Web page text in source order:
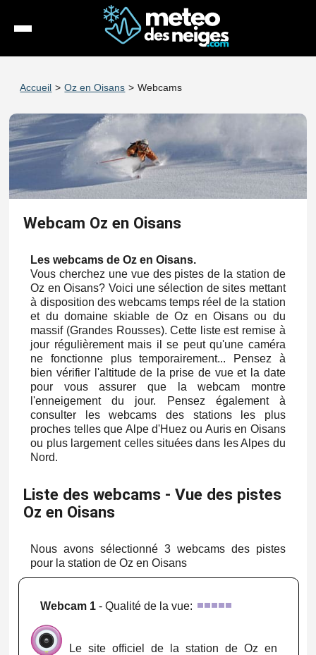
Stations
Webcams
Accueil > Oz en Oisans > Webcams
Webcam Oz en Oisans
Les webcams de Oz en Oisans.
Vous cherchez une vue des pistes de la station de
Oz en Oisans? Voici une sélection de sites mettant
à disposition des webcams temps réel de la station
et du domaine skiable de Oz en Oisans ou du
massif (Grandes Rousses). Cette liste est remise à
jour régulièrement mais il se peut qu'une caméra
ne fonctionne plus temporairement... Pensez à
bien vérifier l'altitude de la prise de vue et la date
pour vous assurer que la webcam montre
l'enneigement du jour. Pensez également à
consulter les webcams des stations les plus
proches telles que Alpe d'Huez ou Auris en Oisans
ou plus largement celles situées dans les Alpes du
Nord.
Liste des webcams - Vue des pistes
Oz en Oisans
Nous avons sélectionné 3 webcams des pistes
pour la station de Oz en Oisans
Webcam 1 - Qualité de la vue:
Le site officiel de la station de Oz en